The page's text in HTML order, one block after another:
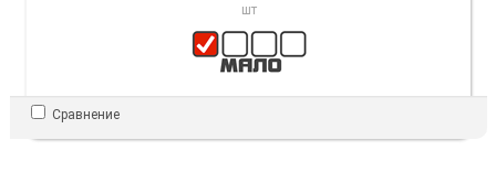
шт
Сравнение